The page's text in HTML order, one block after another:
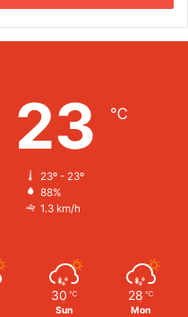
23 ℃
23º - 23º
88%
1.3 km/h
30 ℃
Sun
28 ℃
Mon